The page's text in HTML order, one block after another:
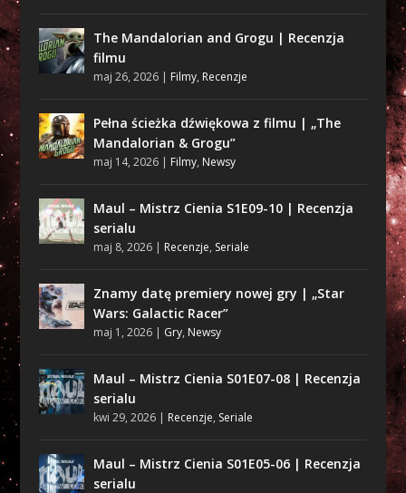
The Mandalorian and Grogu | Recenzja
filmu
maj 26, 2026| Filmy, Recenzje
Pełna ścieżka dźwiękowa z filmu | „The
Mandalorian & Grogu”
maj 14, 2026| Filmy, Newsy
Maul – Mistrz Cienia S1E09-10 | Recenzja
serialu
maj 8, 2026| Recenzje, Seriale
Znamy datę premiery nowej gry | „Star
Wars: Galactic Racer”
maj 1, 2026| Gry, Newsy
Maul – Mistrz Cienia S01E07-08 | Recenzja
serialu
kwi 29, 2026| Recenzje, Seriale
Maul – Mistrz Cienia S01E05-06 | Recenzja
serialu